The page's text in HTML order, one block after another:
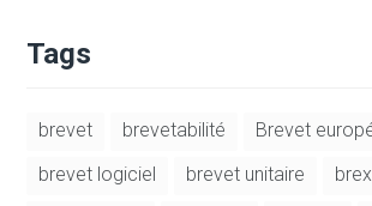
Tags
brevet brevetabilité
Brevet
brevet logiciel
brevet unitaire